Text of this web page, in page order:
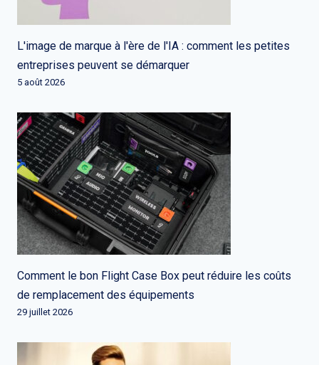
L'image de marque à l'ère de l'IA : comment les petites
entreprises peuvent se démarquer
5 août 2026
Comment le bon Flight Case Box peut réduire les coûts
de remplacement des équipements
29 juillet 2026